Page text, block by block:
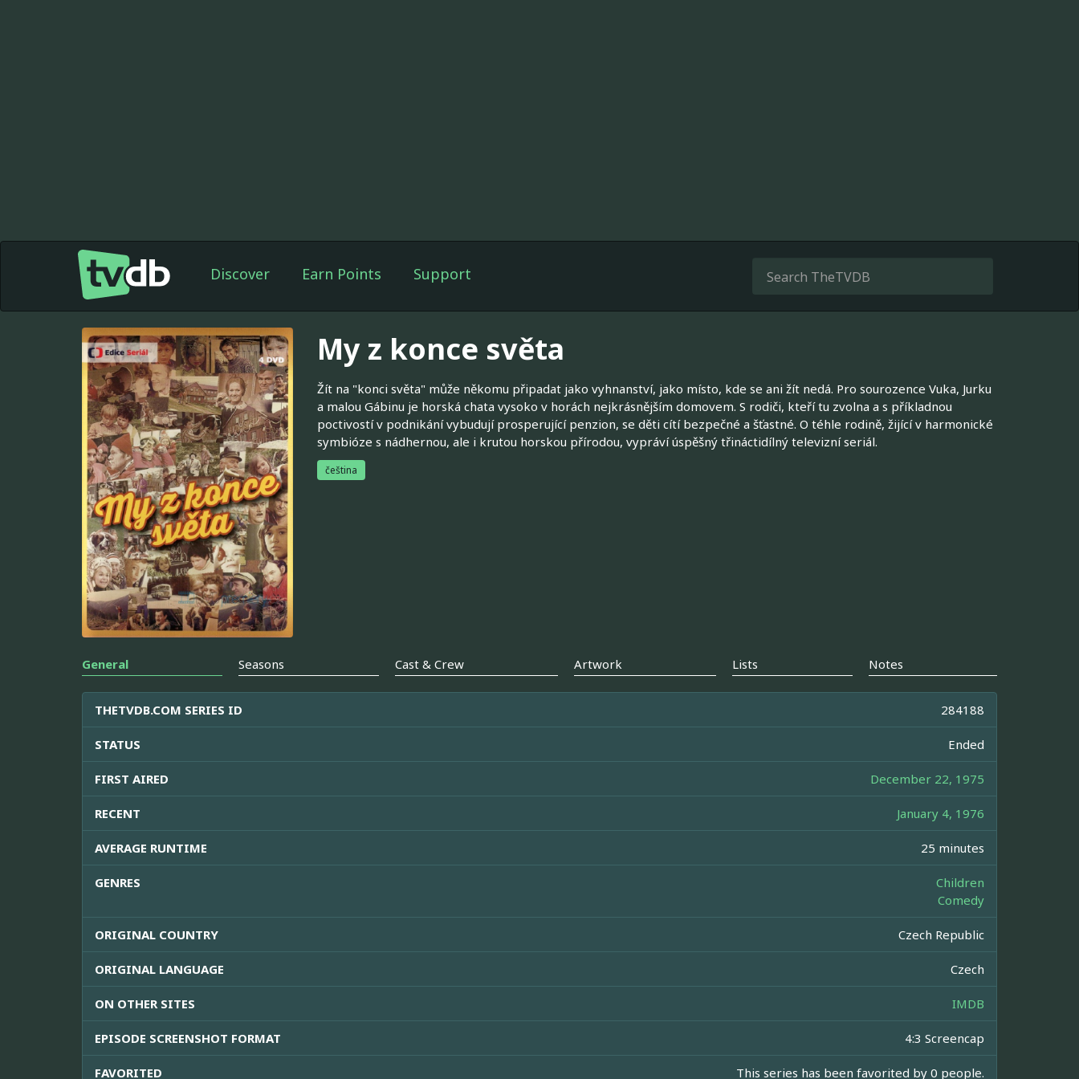
Discover Earn Points Support
My z konce světa
Žít na "konci světa" může někomu připadat jako vyhnanství, jako místo, kde se ani žít nedá. Pro sourozence Vuka, Jurku
a malou Gábinu je horská chata vysoko v horách nejkrásnějším domovem. S rodiči, kteří tu zvolna a s příkladnou
poctivostí v podnikání vybudují prosperující penzion, se děti cítí bezpečné a šťastné. O téhle rodině, žijící v harmonické
symbióze s nádhernou, ale i krutou horskou přírodou, vypráví úspěšný třináctidílný televizní seriál.
čeština
General Seasons Cast & Crew Artwork Lists Notes
THETVDB.COM SERIES ID 284188
STATUS Ended
FIRST AIRED December 22, 1975
RECENT January 4, 1976
AVERAGE RUNTIME 25 minutes
GENRES
Children
Comedy
ORIGINAL COUNTRY Czech Republic
ORIGINAL LANGUAGE Czech
ON OTHER SITES IMDB
EPISODE SCREENSHOT FORMAT 4:3 Screencap
FAVORITED This series has been favorited by 0 people.